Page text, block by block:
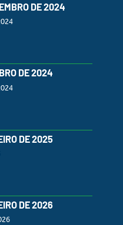
DE 2024
DE 2024
DE 2025
DE 2026